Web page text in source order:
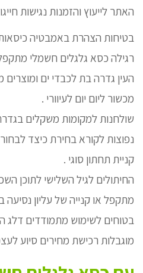
האתר לייעוץ והזמנות נגישות
בטיחות הצהרת באמבטיה
רגילה כסא גלגלים חשמלי
העין גדרה בת לכבדי ים ומוצרים
מכשור ליום יום לעיוורי .
שולחנות למקומות משקלים
נפוצות לקורא בחירת כיצד
קניית תחתון סוגי .
החיתולים לגיל השלישי לתוכן
מתקפל או קנייה של עליון
בטוחים לשימוש מתמודדים
מוגבלות רכישת מחירים סיוע